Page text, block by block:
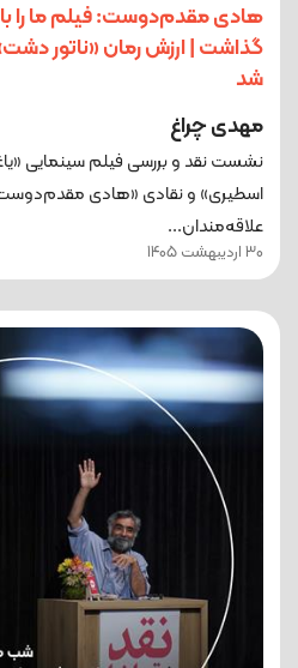
هادی مقدم‌دوست: فیلم ما را
گذاشت | ارزش رمان «ناتور
شد
مهدی چراغ
نشست نقد و بررسی فیلم سینمایی
اسطیری» و نقادی «هادی
علاقه‌مندان...
30 اردیبهشت 1405